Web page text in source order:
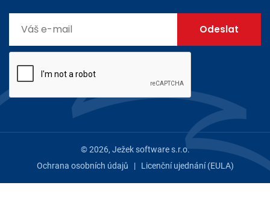
© 2026, Ježek software s.r.o.
Ochrana osobních údajů | Licenční ujednání (EULA)